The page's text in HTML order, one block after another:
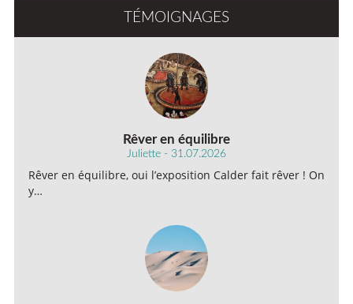
TÉMOIGNAGES
Rêver en équilibre
Juliette - 31.07.2026
Rêver en équilibre, oui l’exposition Calder fait rêver ! On
y…